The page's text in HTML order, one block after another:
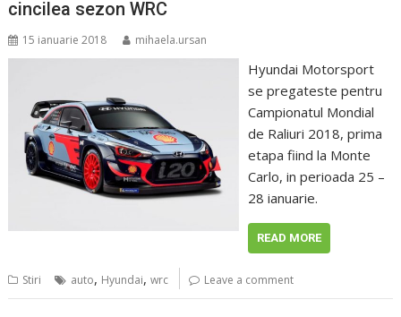
cincilea sezon WRC
15 ianuarie 2018 mihaela.ursan
Hyundai Motorsport
se pregateste pentru
Campionatul Mondial
de Raliuri 2018, prima
etapa fiind la Monte
Carlo, in perioada 25 –
28 ianuarie.
READ MORE
Stiri auto, Hyundai,wrc Leave a comment